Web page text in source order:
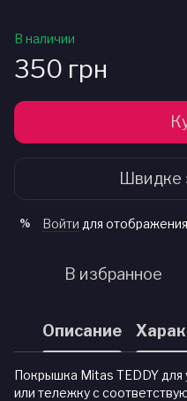
В наличии
350 грн
Швидке
% Войти для
В избранное
Описание
Покрышка Mitas TEDDY для
или тележку с